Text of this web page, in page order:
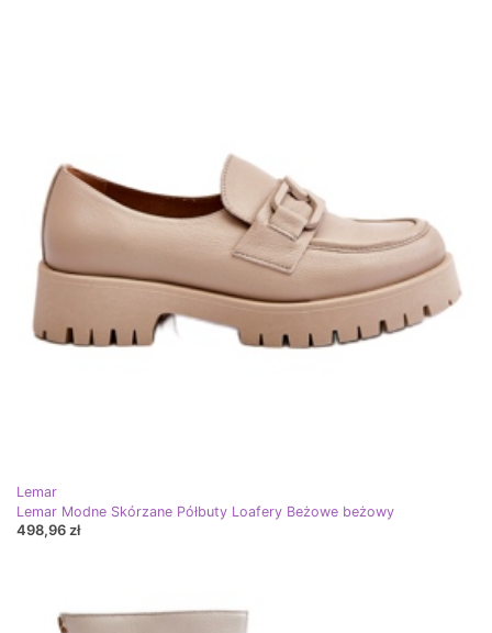
Lemar
Lemar Modne Skórzane Półbuty Loafery Beżowe beżowy
498,96 zł